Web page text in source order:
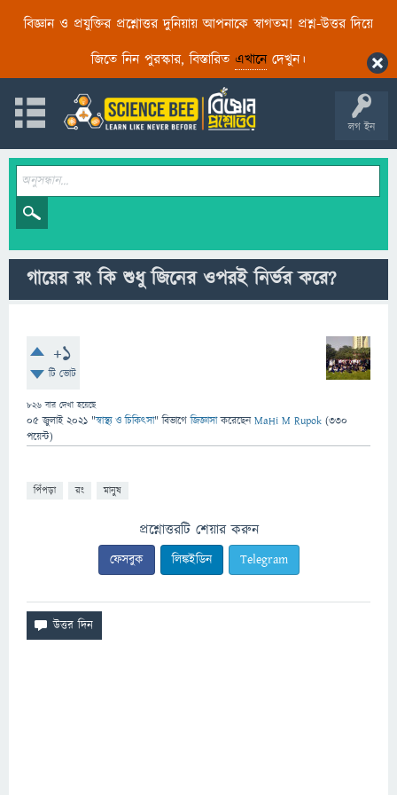
বিজ্ঞান ও প্রযুক্তির প্রশ্নোত্তর দুনিয়ায় আপনাকে স্বাগতম! প্রশ্ন-উত্তর দিয়ে
জিতে নিন পুরস্কার, বিস্তারিত এখানেদেখুন।
লগ ইন
গায়ের রং কি শুধু জিনের ওপরই নির্ভর করে?
+1
টি ভোট
826 বার দেখা হয়েছে
05 জুলাই 2021 "স্বাস্থ্য ও চিকিৎসা" বিভাগে জিজ্ঞাসাকরেছেনMaHi M Rupok (330
পয়েন্ট)
পিঁপড়া রং মানুষ
প্রশ্নোত্তরটি শেয়ার করুন
ফেসবুক লিঙ্কইডিন Telegram